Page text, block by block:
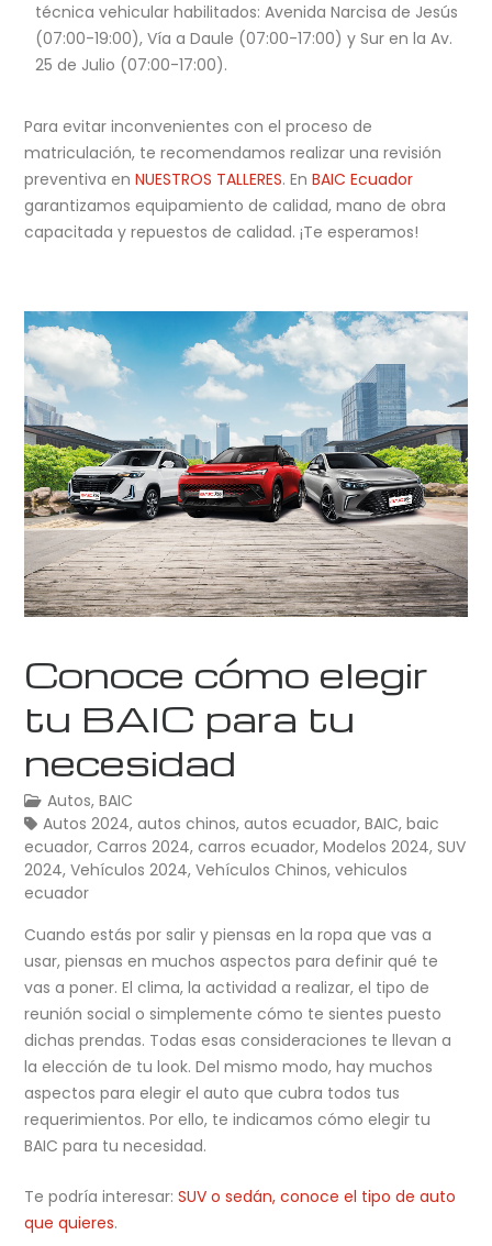
técnica vehicular habilitados: Avenida Narcisa de Jesús
(07:00-19:00), Vía a Daule (07:00-17:00) y Sur en la Av.
25 de Julio (07:00-17:00).
Para evitar inconvenientes con el proceso de
matriculación, te recomendamos realizar una revisión
preventiva enNUESTROS TALLERES. EnBAIC Ecuador
garantizamos equipamiento de calidad, mano de obra
capacitada y repuestos de calidad. ¡Te esperamos!
Conoce cómo elegir
tu BAIC para tu
necesidad
Autos,BAIC
Autos 2024,autos chinos,autos ecuador,BAIC,baic
ecuador,Carros 2024,carros ecuador,Modelos 2024,SUV
2024,Vehículos 2024,Vehículos Chinos,vehiculos
ecuador
Cuando estás por salir y piensas en la ropa que vas a
usar, piensas en muchos aspectos para definir qué te
vas a poner. El clima, la actividad a realizar, el tipo de
reunión social o simplemente cómo te sientes puesto
dichas prendas. Todas esas consideraciones te llevan a
la elección de tu look. Del mismo modo, hay muchos
aspectos para elegir el auto que cubra todos tus
requerimientos. Por ello, te indicamos cómo elegir tu
BAIC para tu necesidad.
Te podría interesar:SUV o sedán, conoce el tipo de auto
que quieres.